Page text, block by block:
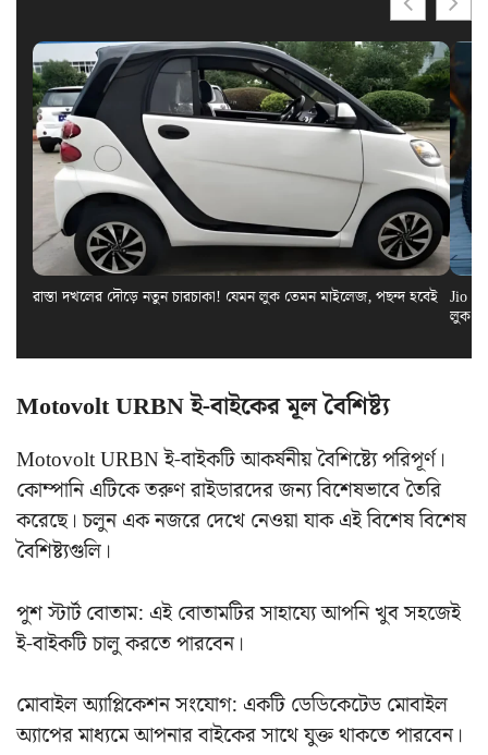
রাস্তা দখলের দৌড়ে নতুন চারচাকা! যেমন লুক তেমন মাইলেজ, পছন্দ হবেই Jio
লুক
Motovolt URBN ই-বাইকের মূল বৈশিষ্ট্য
Motovolt URBN ই-বাইকটি আকর্ষনীয় বৈশিষ্ট্যে পরিপূর্ণ।
কোম্পানি এটিকে তরুণ রাইডারদের জন্য বিশেষভাবে তৈরি
করেছে। চলুন এক নজরে দেখে নেওয়া যাক এই বিশেষ বিশেষ
বৈশিষ্ট্যগুলি।
পুশ স্টার্ট বোতাম: এই বোতামটির সাহায্যে আপনি খুব সহজেই
ই-বাইকটি চালু করতে পারবেন।
মোবাইল অ্যাপ্লিকেশন সংযোগ: একটি ডেডিকেটেড মোবাইল
অ্যাপের মাধ্যমে আপনার বাইকের সাথে যুক্ত থাকতে পারবেন।